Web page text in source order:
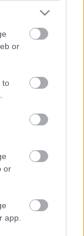
or
to
or
app.
Színházban